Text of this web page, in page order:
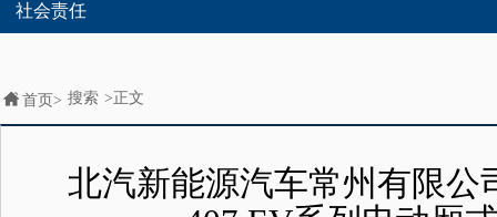
社会责任
首页> 搜索 >正文
北汽新能源汽车常州有限公